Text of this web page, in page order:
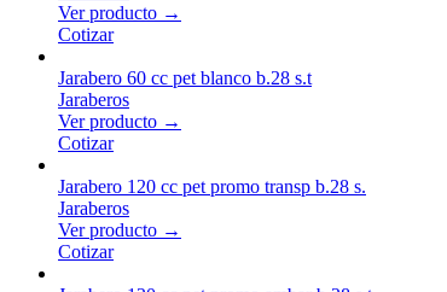
Ver producto →
Cotizar
Jarabero 60 cc pet blanco b.28 s.t
Jaraberos
Ver producto →
Cotizar
Jarabero 120 cc pet promo transp b.28 s.
Jaraberos
Ver producto →
Cotizar